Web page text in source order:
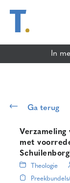
In
Ga terug
Verzameling
met
Theologie